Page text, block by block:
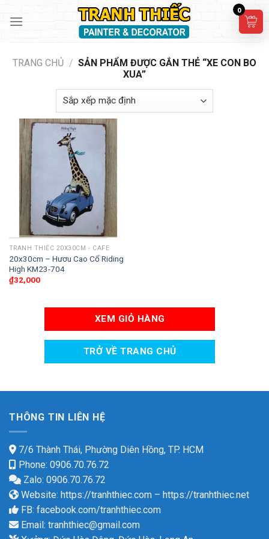
TRANG CHỦ / SẢN PHẨM ĐƯỢC GẮN THẺ “XE CON BO
XUA”
TRANH THIẾC 20X30CM - CAFE
20x30cm – Hươu Cao Cổ Riding
High KM23-704
₫32,000
XEM GIỎ HÀNG
TRỞ VỀ TRANG CHỦ
THÔNG TIN LIÊN HỆ
7/6 Thành Thái, Phường Diên Hồng, TP. HCM
Phone: 0906.70.76.72
Zalo: 0906.70.76.72
Website: https://tranhthiec.com – https://tranhthiec.net
FB: facebook.com/tranhthiec.com
Email: tranhthiec@gmail.com
0